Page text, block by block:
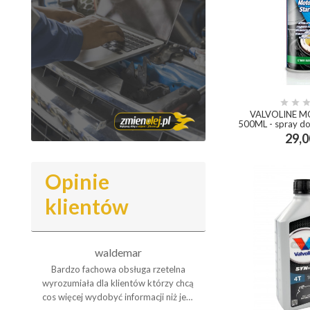
Opinie
klientów
waldemar
Bardzo fachowa obsługa rzetelna
wyrozumiała dla klientów którzy chcą
cos więcej wydobyć informacji niż jest
Gorąco polecam oleje
,to naprawdę oleje z
,stosuję je w czterech
  
VALVOLINE
500ML - spray